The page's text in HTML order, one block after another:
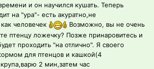
и он научился кушать. Теперь
на "ура"- есть акуратно,не
человечек
Возможно, вы не очень
птенцу ложечку? Позже принаровитесь и
проходить "на отлично". Я своего
для птенцов и кашкой(4
крупа,варю 2 мин,затем час